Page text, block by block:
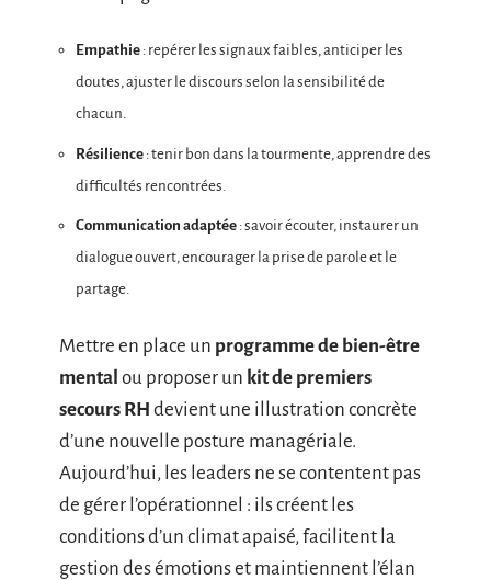
Empathie : repérer les signaux faibles, anticiper les
doutes, ajuster le discours selon la sensibilité de
chacun.
Résilience : tenir bon dans la tourmente, apprendre des
difficultés rencontrées.
Communication adaptée : savoir écouter, instaurer un
dialogue ouvert, encourager la prise de parole et le
partage.
Mettre en place un programme de bien-être
mental ou proposer un kit de premiers
secours RH devient une illustration concrète
d’une nouvelle posture managériale.
Aujourd’hui, les leaders ne se contentent pas
de gérer l’opérationnel : ils créent les
conditions d’un climat apaisé, facilitent la
gestion des émotions et maintiennent l’élan